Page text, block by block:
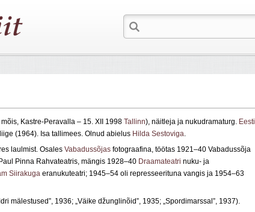
Kastre‑Peravalla – 15. XII 1998 Tallinn), näitleja ja nukudramaturg. Eesti
liige (1964). Isa tallimees. Olnud abielus Hilda Sestoviga.
laulmist. Osales Vabadussõjas fotograafina, töötas 1921–40 Vabadussõja
Pinna Rahvateatris, mängis 1928–40 Draamateatri nuku‑ ja
Siirakuga eranukuteatri; 1945–54 oli represseerituna vangis ja 1954–63
mälestused”, 1936; „Väike džunglinõid”, 1935; „Spordimarssal”, 1937).